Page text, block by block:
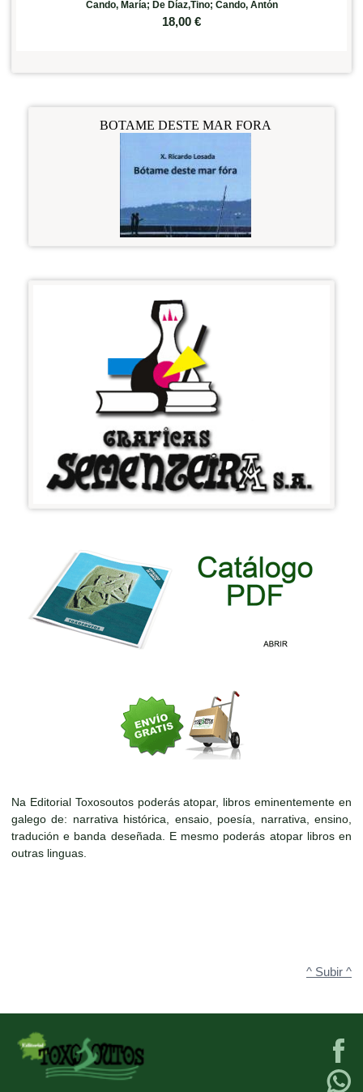
Cando, María; De Díaz,Tino; Cando, Antón
18,00 €
Na Editorial Toxosoutos poderás atopar, libros eminentemente en
galego de: narrativa histórica, ensaio, poesía, narrativa, ensino,
tradución e banda deseñada. E mesmo poderás atopar libros en
outras linguas.
^ Subir ^